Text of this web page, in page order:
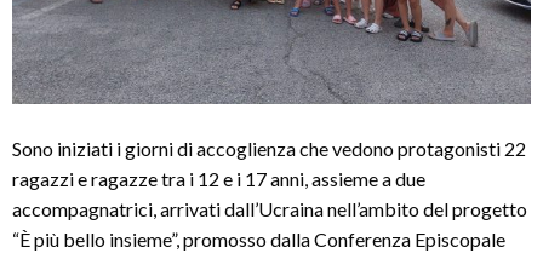
Sono iniziati i giorni di accoglienza che vedono protagonisti 22
ragazzi e ragazze tra i 12 e i 17 anni, assieme a due
accompagnatrici, arrivati dall’Ucraina nell’ambito del progetto
“È più bello insieme”, promosso dalla Conferenza Episcopale